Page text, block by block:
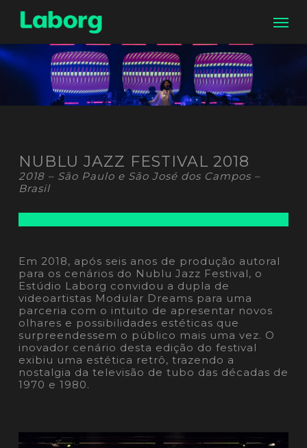
main
content
NUBLU JAZZ FESTIVAL 2018
2018 – São Paulo e São José dos Campos –
Brasil
Em 2018, após seis anos de produção autoral
para os cenários do Nublu Jazz Festival, o
Estúdio Laborg convidou a dupla de
videoartistas Modular Dreams para uma
parceria com o intuito de apresentar novos
olhares e possibilidades estéticas que
surpreendessem o público mais uma vez. O
inovador cenário desta edição do festival
exibiu uma estética retrô, trazendo a
nostalgia da televisão de tubo das décadas de
1970 e 1980.